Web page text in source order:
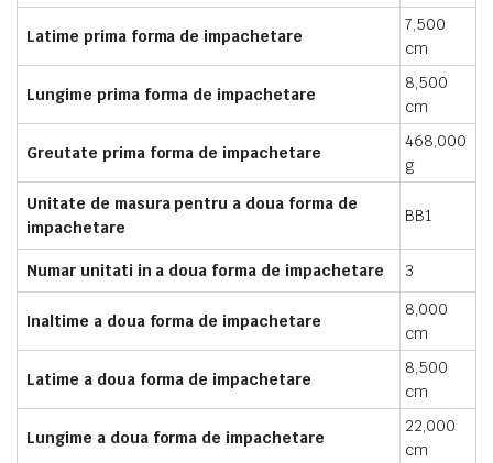
Latime prima forma de impachetare
7,500
cm
Lungime prima forma de impachetare
8,500
cm
Greutate prima forma de impachetare
468,000
g
Unitate de masura pentru a doua forma de
impachetare
BB1
Numar unitati in a doua forma de impachetare 3
Inaltime a doua forma de impachetare
8,000
cm
Latime a doua forma de impachetare
8,500
cm
Lungime a doua forma de impachetare
22,000
cm